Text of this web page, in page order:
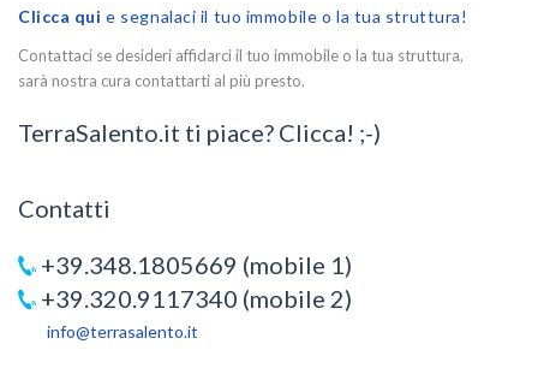
Clicca qui e segnalaci il tuo immobile o la tua struttura!
Contattaci se desideri affidarci il tuo immobile o la tua struttura,
sarà nostra cura contattarti al più presto.
TerraSalento.it ti piace? Clicca! ;-)
Contatti
+39.348.1805669 (mobile 1)
+39.320.9117340 (mobile 2)
info@terrasalento.it